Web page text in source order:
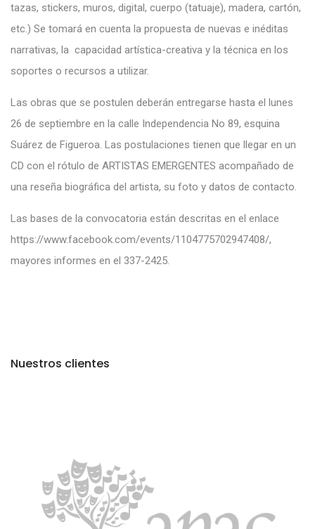
tazas, stickers, muros, digital, cuerpo (tatuaje), madera, cartón,
etc.) Se tomará en cuenta la propuesta de nuevas e inéditas
narrativas, la capacidad artística-creativa y la técnica en los
soportes o recursos a utilizar.
Las obras que se postulen deberán entregarse hasta el lunes
26 de septiembre en la calle Independencia No 89, esquina
Suárez de Figueroa. Las postulaciones tienen que llegar en un
CD con el rótulo de ARTISTAS EMERGENTES acompañado de
una reseña biográfica del artista, su foto y datos de contacto.
Las bases de la convocatoria están descritas en el enlace
https://www.facebook.com/events/1104775702947408/,
mayores informes en el 337-2425.
Nuestros clientes